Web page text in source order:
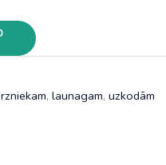
, launagam, uzkodām